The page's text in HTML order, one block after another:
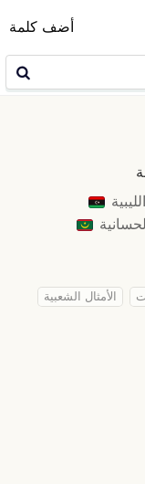
أضف كلمة
الليبية
الأمثال الشعبية